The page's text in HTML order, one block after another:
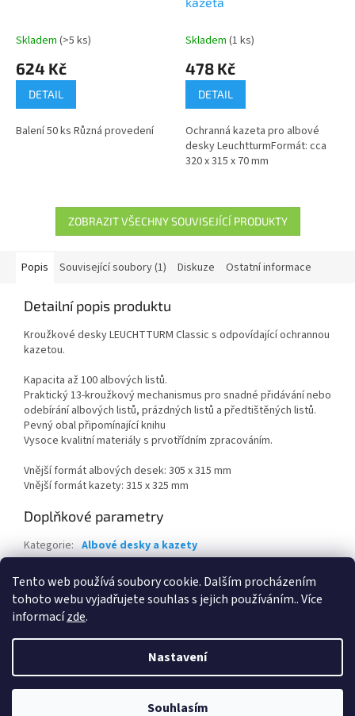
Tento web používá soubory cookie. Dalším procházením
tohoto webu vyjadřujete souhlas s jejich používáním.. Více
informacízde.
Nastavení
Souhlasím
Skladem (>5 ks)
624 Kč
DETAIL
Balení 50 ks Různá provedení
Skladem (1 ks)
478 Kč
DETAIL
Ochranná kazeta pro albové
desky LeuchtturmFormát: cca
320 x 315 x 70 mm
ZOBRAZIT VŠECHNY SOUVISEJÍCÍ PRODUKTY
Popis Související soubory (1) Diskuze Ostatní informace
Detailní popis produktu
Kroužkové desky LEUCHTTURM Classic s odpovídající ochrannou
kazetou.
Kapacita až 100 albových listů.
Praktický 13-kroužkový mechanismus pro snadné přidávání nebo
odebírání albových listů, prázdných listů a předtištěných listů.
Pevný obal připomínající knihu
Vysoce kvalitní materiály s prvotřídním zpracováním.
Vnější formát albových desek: 305 x 315 mm
Vnější formát kazety: 315 x 325 mm
Doplňkové parametry
Kategorie: Albové desky a kazety
EAN: Zvolte variantu
Vytvořil Shoptet
HPhobby s.r.o.. Všechna práva vyhrazena.